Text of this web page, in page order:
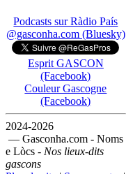
Podcasts sur Ràdio País
@gasconha.com (Bluesky)
Esprit GASCON
(Facebook)
Couleur Gascogne
(Facebook)
2024-2026
— Gasconha.com - Noms
e Lòcs - Nos lieux-dits
gascons